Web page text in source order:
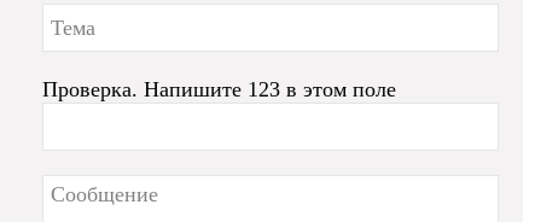
Проверка. Напишите 123 в этом поле